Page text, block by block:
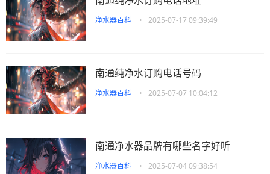
净水器百科 • 2025-07-17 09:39:49
南通纯净水订购电话号码
净水器百科 • 2025-07-07 10:04:12
南通净水器品牌有哪些名字好听
净水器百科 • 2025-07-04 09:38:54